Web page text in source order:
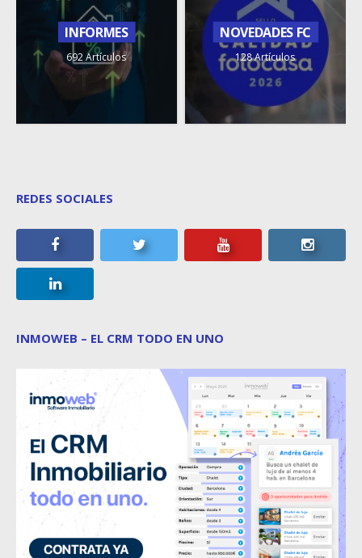
INFORMES
692 Artículos
NOVEDADES FC
128 Artículos
REDES SOCIALES
INMOWEB – EL CRM TODO EN UNO